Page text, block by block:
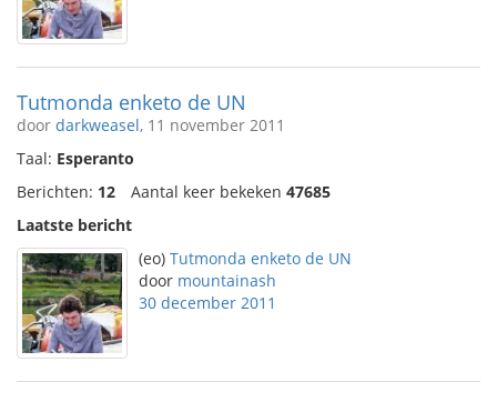
Tutmonda enketo de UN
door darkweasel, 11 november 2011
Taal: Esperanto
Berichten: 12 Aantal keer bekeken 47685
Laatste bericht
(eo) Tutmonda enketo de UN
door mountainash
30 december 2011